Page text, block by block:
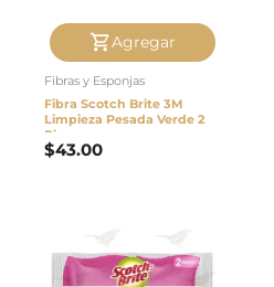
Agregar
Fibras y Esponjas
Fibra Scotch Brite 3M
Limpieza Pesada Verde 2
Piezas
$43.00